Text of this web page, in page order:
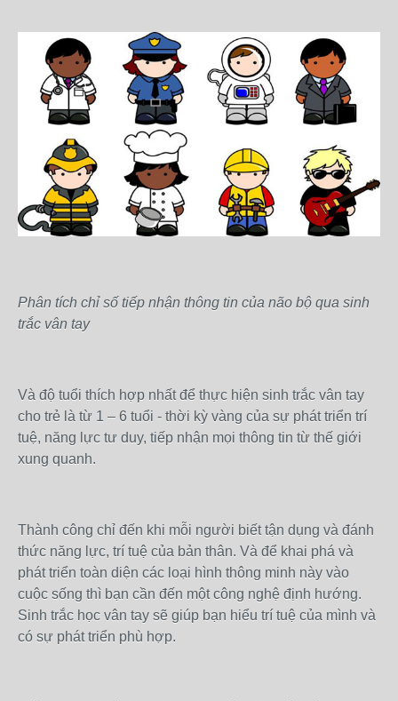
Phân tích chỉ số tiếp nhận thông tin của não bộ qua sinh
trắc vân tay
Và độ tuổi thích hợp nhất để thực hiện sinh trắc vân tay
cho trẻ là từ 1 – 6 tuổi - thời kỳ vàng của sự phát triển trí
tuệ, năng lực tư duy, tiếp nhận mọi thông tin từ thế giới
xung quanh.
Thành công chỉ đến khi mỗi người biết tận dụng và đánh
thức năng lực, trí tuệ của bản thân. Và để khai phá và
phát triển toàn diện các loại hình thông minh này vào
cuộc sống thì bạn cần đến một công nghệ định hướng.
Sinh trắc học vân tay sẽ giúp bạn hiểu trí tuệ của mình và
có sự phát triển phù hợp.